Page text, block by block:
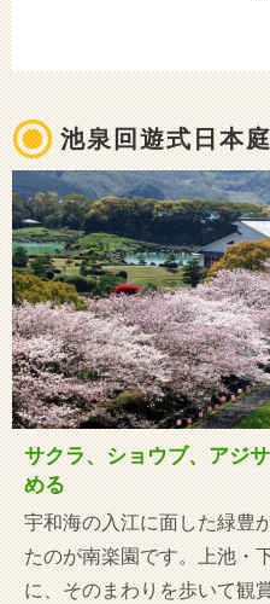
池泉回遊式日本
サクラ、ショウブ、アジ
める
宇和海の入江に面した緑豊
たのが南楽園です。上池・
に、そのまわりを歩いて観